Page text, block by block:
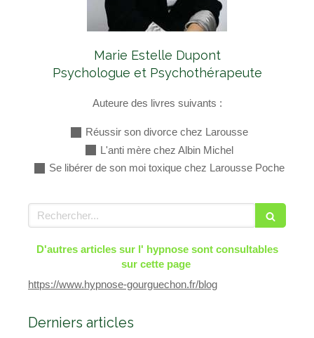
Marie Estelle Dupont
Psychologue et Psychothérapeute
Auteure des livres suivants :
Réussir son divorce chez Larousse
L'anti mère chez Albin Michel
Se libérer de son moi toxique chez Larousse Poche
Rechercher
D'autres articles sur l' hypnose sont consultables
sur cette page
https://www.hypnose-gourguechon.fr/blog
Derniers articles